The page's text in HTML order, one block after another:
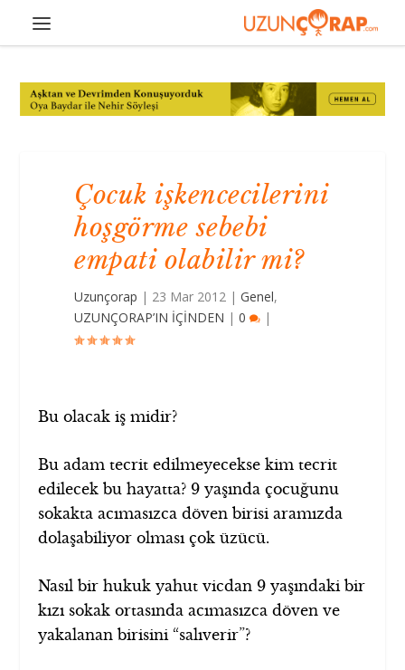
Çocuk işkencecilerini
hoşgörme sebebi
empati olabilir mi?
Uzunçorap | 23 Mar 2012 |Genel,
UZUNÇORAP’IN İÇİNDEN |0 |
Bu olacak iş midir?
Bu adam tecrit edilmeyecekse kim tecrit
edilecek bu hayatta? 9 yaşında çocuğunu
sokakta acımasızca döven birisi aramızda
dolaşabiliyor olması çok üzücü.
Nasıl bir hukuk yahut vicdan 9 yaşındaki bir
kızı sokak ortasında acımasızca döven ve
yakalanan birisini “salıverir”?